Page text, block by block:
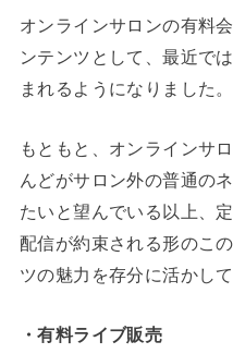
オンラインサロンの有料
ンテンツとして、最近で
まれるようになりました。
もともと、オンラインサ
んどがサロン外の普通の
たいと望んでいる以上、
配信が約束される形のこ
ツの魅力を存分に活かして
・有料ライブ販売